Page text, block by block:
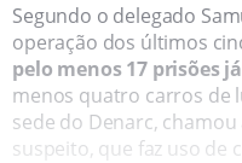
Segundo o delegado
operação dos últimos
pelo menos 17 prisões
menos quatro carros de
sede do Denarc,
suspeito, que faz uso de